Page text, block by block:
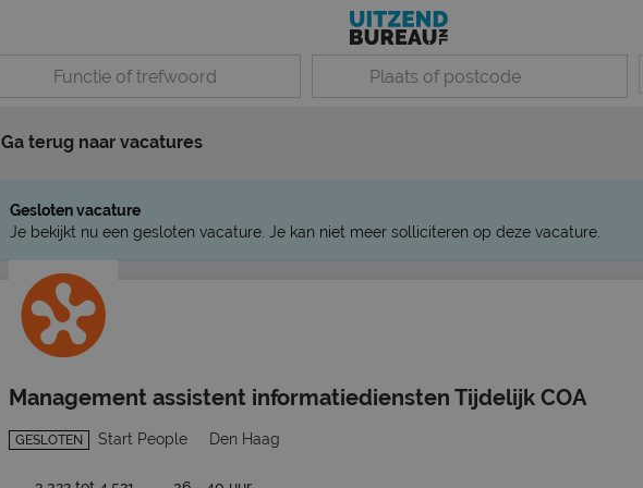
Ga terug naar vacatures
Gesloten vacature
Je bekijkt nu een gesloten vacature. Je kan niet meer solliciteren op deze vacature.
Management assistent informatiediensten Tijdelijk COA
GESLOTEN Start People Den Haag